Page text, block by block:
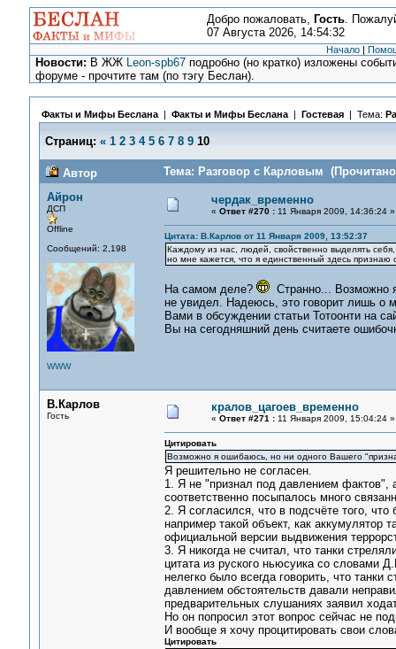
Добро пожаловать, Гость.
07 Августа 2026, 14:54:32
Начало |
Новости: В ЖЖ Leon-spb67 подробно (но кратко) изложены
форуме - прочтите там (по тэгу Беслан).
Факты и Мифы Беслана| Факты и Мифы Беслана| Гостевая | Тема:
Страниц: « 1 2 3 4 5 6 7 8 9 10
Автор
Тема: Разговор с Карловым (Прочитано
Айрон
ДСП
Offline
Сообщений: 2,198
WWW
чердак_временно
« Ответ #270 :11 Января 2009, 14:36:24 »
Цитата: В.Карлов от 11 Января 2009, 13:52:37
Каждому из нас, людей, свойственно выделять
но мне кажется, что я единственный здесь признаю
На самом деле?
Странно... Возможно я
не увидел. Надеюсь, это говорит лишь о
Вами в обсуждении статьи Тотоонти на
Вы на сегодняшний день считаете
В.Карлов
Гость
кралов_цагоев_временно
« Ответ #271 :11 Января 2009, 15:04:24 »
Цитировать
Возможно я ошибаюсь, но ни одного Вашего
Я решительно не согласен.
1. Я не "признал под давлением фактов",
соответственно посыпалось много
2. Я согласился, что в подсчёте того,
например такой объект, как аккумулятор
официальной версии выдвижения
3. Я никогда не считал, что танки
цитата из руского ньюсуика со словами
нелегко было всегда говорить, что
давлением обстоятельств давали
предварительных слушаниях заявил
Но он попросил этот вопрос сейчас не
И вообще я хочу процитировать свои
Цитировать